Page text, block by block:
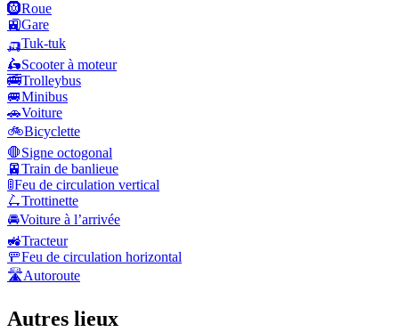
🛞Roue
🚉Gare
🛺Tuk-tuk
🛵Scooter à moteur
🚎Trolleybus
🚐Minibus
🚗Voiture
🚲Bicyclette
🛑Signe octogonal
🚈Train de banlieue
🚦Feu de circulation vertical
🛴Trottinette
🚘Voiture à l’arrivée
🚜Tracteur
🚥Feu de circulation horizontal
🛣️Autoroute
Autres lieux